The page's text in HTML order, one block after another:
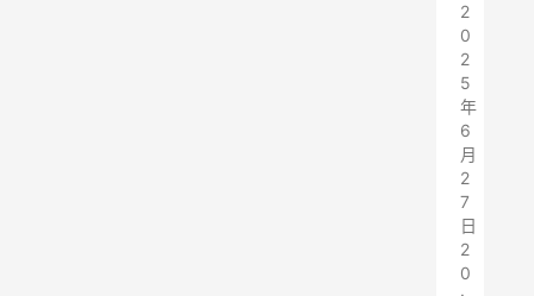
2
0
2
5
年
6
月
2
7
日
2
0